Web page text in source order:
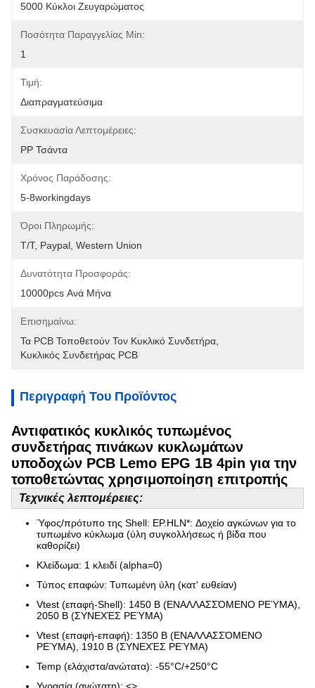
5000 Κύκλοι Ζευγαρώματος
Ποσότητα Παραγγελίας Min:
1
Τιμή:
Διαπραγματεύσιμα
Συσκευασία Λεπτομέρειες:
PP Τσάντα
Χρόνος Παράδοσης:
5-8workingdays
Όροι Πληρωμής:
T/T, Paypal, Western Union
Δυνατότητα Προσφοράς:
10000pcs Ανά Μήνα
Επισημαίνω:
Τα PCB Τοποθετούν Τον Κυκλικό Συνδετήρα
Κυκλικός Συνδετήρας PCB
Περιγραφή Του Προϊόντος
Αντιφατικός κυκλικός τυπωμένος
συνδετήρας πινάκων κυκλωμάτων
υποδοχών PCB Lemo EPG 1B 4pin για την
τοποθετώντας χρησιμοποίηση επιτροπής
Τεχνικές λεπτομέρειες:
Ύφος/πρότυπο της Shell: EP.HLN*: Δοχείο αγκώνων για το
τυπωμένο κύκλωμα (ύλη συγκολλήσεως ή βίδα που
καθορίζει)
Κλείδωμα: 1 κλειδί (alpha=0)
Τύπος επαφών: Τυπωμένη ύλη (κατ' ευθείαν)
Vtest (επαφή-Shell): 1450 Β (ΕΝΑΛΛΑΣΣΌΜΕΝΟ ΡΕΎΜΑ),
2050 Β (ΣΥΝΕΧΈΣ ΡΕΎΜΑ)
Vtest (επαφή-επαφή): 1350 Β (ΕΝΑΛΛΑΣΣΌΜΕΝΟ
ΡΕΎΜΑ), 1910 Β (ΣΥΝΕΧΈΣ ΡΕΎΜΑ)
Temp (ελάχιστα/ανώτατα): -55°C/+250°C